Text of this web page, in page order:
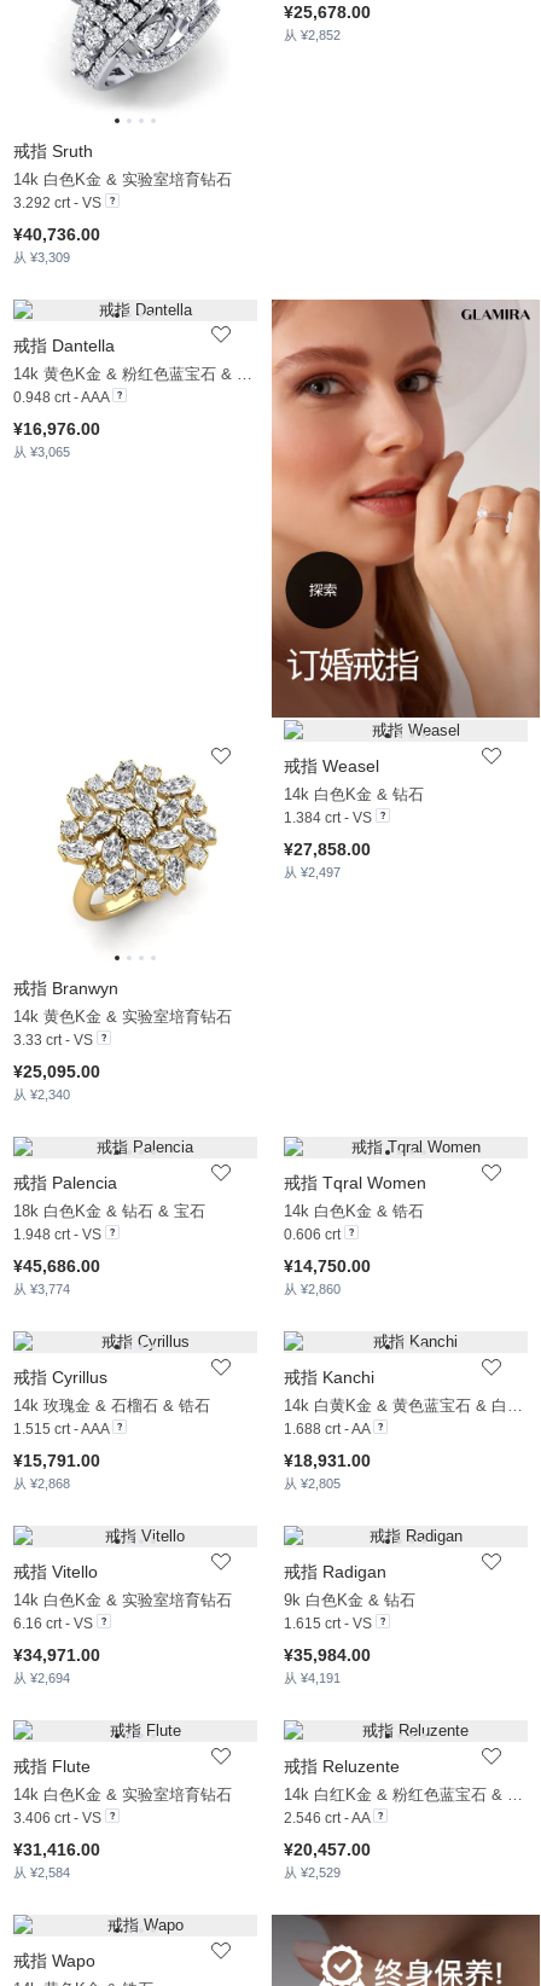
戒指 Sruth
14k 白色K金 & 实验室培育钻石
3.292 crt - VS
¥40,736.00
从 ¥3,309
¥25,678.00
从 ¥2,852
戒指 Dantella
0.948 crt - AAA
¥16,976.00
从 ¥3,065
戒指 Branwyn
14k 黄色K金 & 实验室培育钻石
3.33 crt - VS
¥25,095.00
从 ¥2,340
戒指 Weasel
14k 白色K金 & 钻石
1.384 crt - VS
¥27,858.00
从 ¥2,497
戒指 Palencia
18k 白色K金 & 钻石 & 宝石
1.948 crt - VS
¥45,686.00
从 ¥3,774
戒指 Tqral Women
14k 白色K金 & 锆石
0.606 crt
¥14,750.00
从 ¥2,860
戒指 Cyrillus
14k 玫瑰金 & 石榴石 & 锆石
1.515 crt - AAA
¥15,791.00
从 ¥2,868
戒指 Kanchi
14k 白黄K金 & 黄色蓝宝石 & 白色蓝宝石
1.688 crt - AA
¥18,931.00
从 ¥2,805
戒指 Vitello
14k 白色K金 & 实验室培育钻石
6.16 crt - VS
¥34,971.00
从 ¥2,694
戒指 Radigan
9k 白色K金 & 钻石
1.615 crt - VS
¥35,984.00
从 ¥4,191
戒指 Flute
14k 白色K金 & 实验室培育钻石
3.406 crt - VS
¥31,416.00
从 ¥2,584
戒指 Reluzente
14k 白红K金 & 粉红色蓝宝石 & 白色蓝宝石
2.546 crt - AA
¥20,457.00
从 ¥2,529
戒指 Wapo